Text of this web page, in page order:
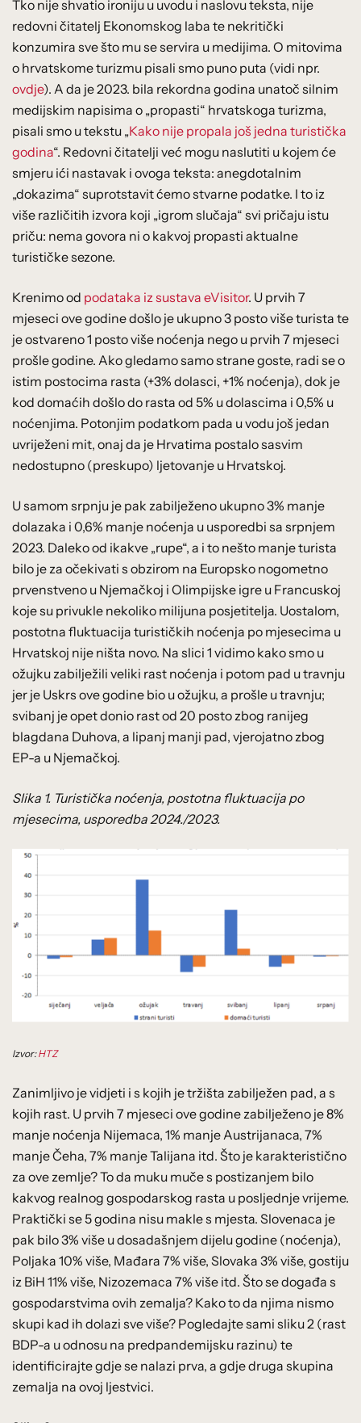
Tko nije shvatio ironiju u uvodu i naslovu teksta, nije
redovni čitatelj Ekonomskog laba te nekritički
konzumira sve što mu se servira u medijima. O mitovima
o hrvatskome turizmu pisali smo puno puta (vidi npr.
ovdje). A da je 2023. bila rekordna godina unatoč silnim
medijskim napisima o „propasti“ hrvatskoga turizma,
pisali smo u tekstu „Kako nije propala još jedna turistička
godina“. Redovni čitatelji već mogu naslutiti u kojem će
smjeru ići nastavak i ovoga teksta: anegdotalnim
„dokazima“ suprotstavit ćemo stvarne podatke. I to iz
više različitih izvora koji „igrom slučaja“ svi pričaju istu
priču: nema govora ni o kakvoj propasti aktualne
turističke sezone.
Krenimo od podataka iz sustava eVisitor. U prvih 7
mjeseci ove godine došlo je ukupno 3 posto više turista te
je ostvareno 1 posto više noćenja nego u prvih 7 mjeseci
prošle godine. Ako gledamo samo strane goste, radi se o
istim postocima rasta (+3% dolasci, +1% noćenja), dok je
kod domaćih došlo do rasta od 5% u dolascima i 0,5% u
noćenjima. Potonjim podatkom pada u vodu još jedan
uvriježeni mit, onaj da je Hrvatima postalo sasvim
nedostupno (preskupo) ljetovanje u Hrvatskoj.
U samom srpnju je pak zabilježeno ukupno 3% manje
dolazaka i 0,6% manje noćenja u usporedbi sa srpnjem
2023. Daleko od ikakve „rupe“, a i to nešto manje turista
bilo je za očekivati s obzirom na Europsko nogometno
prvenstveno u Njemačkoj i Olimpijske igre u Francuskoj
koje su privukle nekoliko milijuna posjetitelja. Uostalom,
postotna fluktuacija turističkih noćenja po mjesecima u
Hrvatskoj nije ništa novo. Na slici 1 vidimo kako smo u
ožujku zabilježili veliki rast noćenja i potom pad u travnju
jer je Uskrs ove godine bio u ožujku, a prošle u travnju;
svibanj je opet donio rast od 20 posto zbog ranijeg
blagdana Duhova, a lipanj manji pad, vjerojatno zbog
EP-a u Njemačkoj.
Slika 1. Turistička noćenja, postotna fluktuacija po
mjesecima, usporedba 2024./2023.
Izvor:HTZ
Zanimljivo je vidjeti i s kojih je tržišta zabilježen pad, a s
kojih rast. U prvih 7 mjeseci ove godine zabilježeno je 8%
manje noćenja Nijemaca, 1% manje Austrijanaca, 7%
manje Čeha, 7% manje Talijana itd. Što je karakteristično
za ove zemlje? To da muku muče s postizanjem bilo
kakvog realnog gospodarskog rasta u posljednje vrijeme.
Praktički se 5 godina nisu makle s mjesta. Slovenaca je
pak bilo 3% više u dosadašnjem dijelu godine (noćenja),
Poljaka 10% više, Mađara 7% više, Slovaka 3% više, gostiju
iz BiH 11% više, Nizozemaca 7% više itd. Što se događa s
gospodarstvima ovih zemalja? Kako to da njima nismo
skupi kad ih dolazi sve više? Pogledajte sami sliku 2 (rast
BDP-a u odnosu na predpandemijsku razinu) te
identificirajte gdje se nalazi prva, a gdje druga skupina
zemalja na ovoj ljestvici.